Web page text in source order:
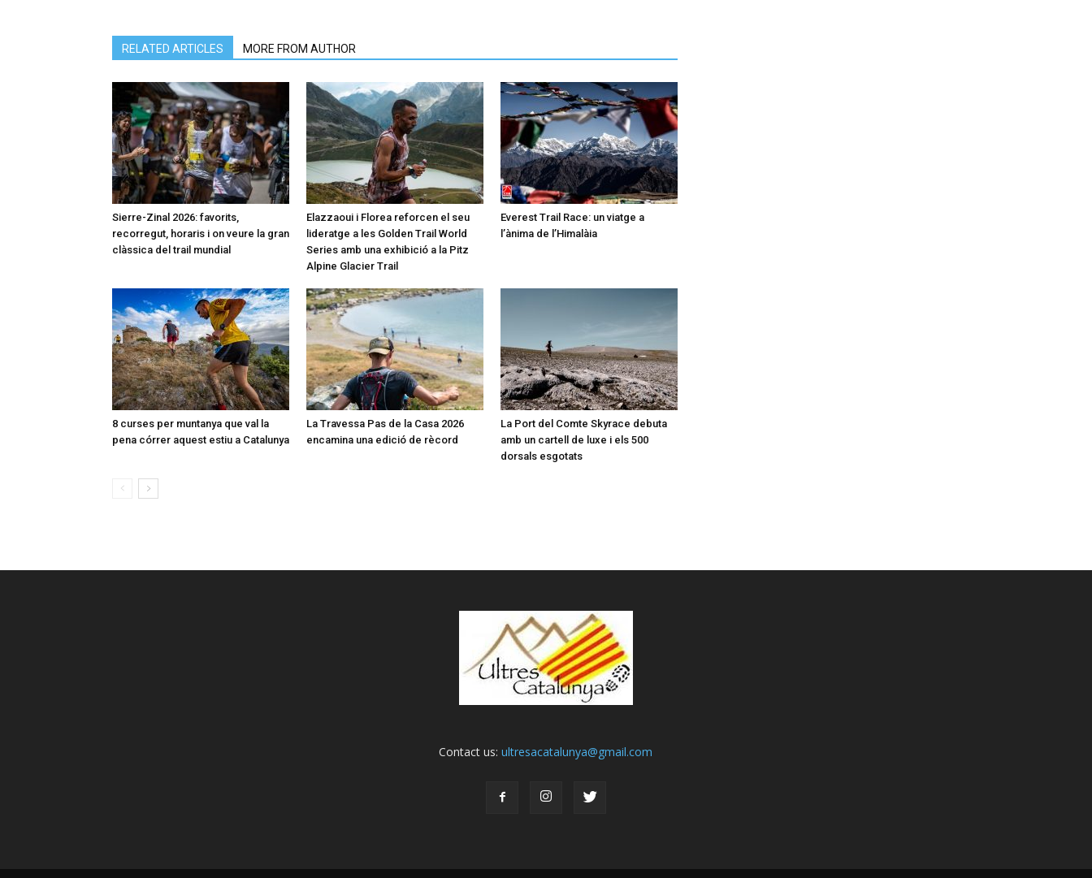
RELATED ARTICLES MORE FROM AUTHOR
Sierre-Zinal 2026: favorits,
recorregut, horaris i on veure la gran
clàssica del trail mundial
Elazzaoui i Florea reforcen el seu
lideratge a les Golden Trail World
Series amb una exhibició a la Pitz
Alpine Glacier Trail
Everest Trail Race: un viatge a
l’ànima de l’Himalàia
8 curses per muntanya que val la
pena córrer aquest estiu a Catalunya
La Travessa Pas de la Casa 2026
encamina una edició de rècord
La Port del Comte Skyrace debuta
amb un cartell de luxe i els 500
dorsals esgotats
Contact us:ultresacatalunya@gmail.com